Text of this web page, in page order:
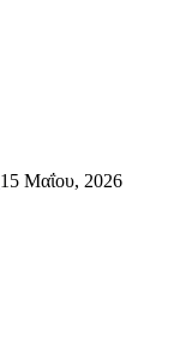
15 Μαΐου, 2026